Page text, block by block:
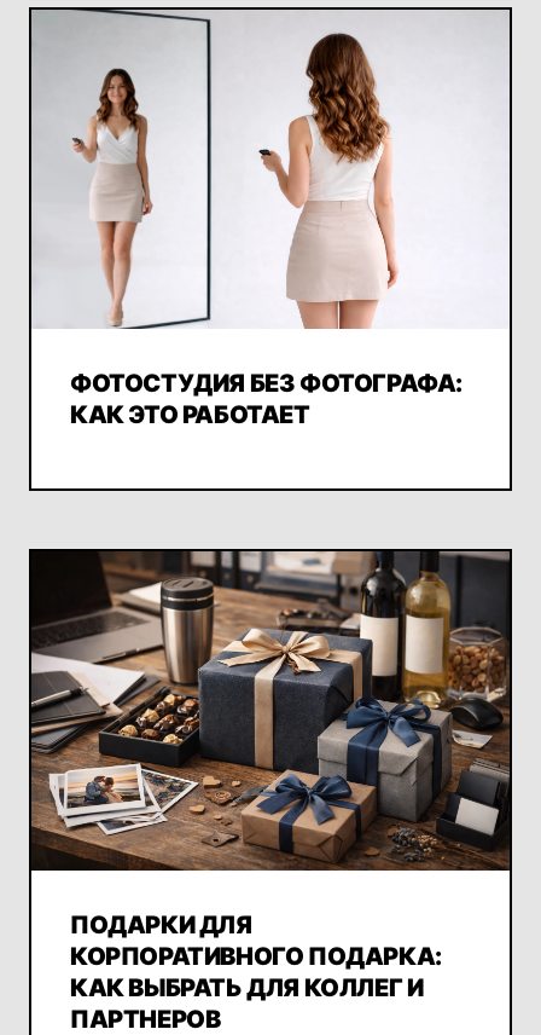
ФОТОСТУДИЯ БЕЗ ФОТОГРАФА:
КАК ЭТО РАБОТАЕТ
ПОДАРКИ ДЛЯ
КОРПОРАТИВНОГО ПОДАРКА:
КАК ВЫБРАТЬ ДЛЯ КОЛЛЕГ И
ПАРТНЕРОВ